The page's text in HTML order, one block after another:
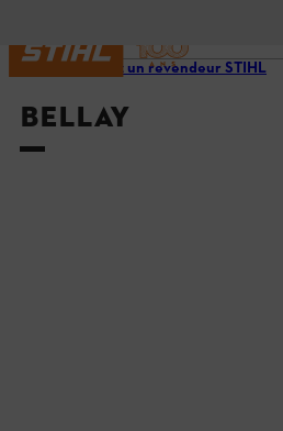
Trouvez un revendeur STIHL
BELLAY